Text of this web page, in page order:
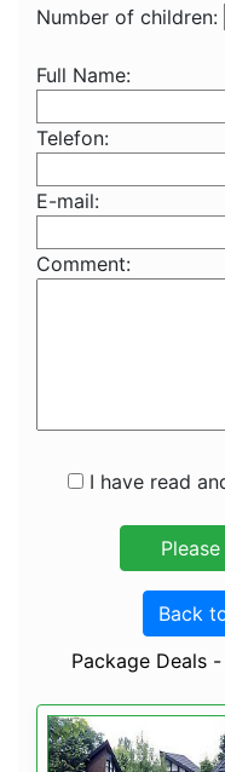
Number of children:
Full Name:
Telefon:
E-mail:
Comment:
I have read
Back
Package Deals